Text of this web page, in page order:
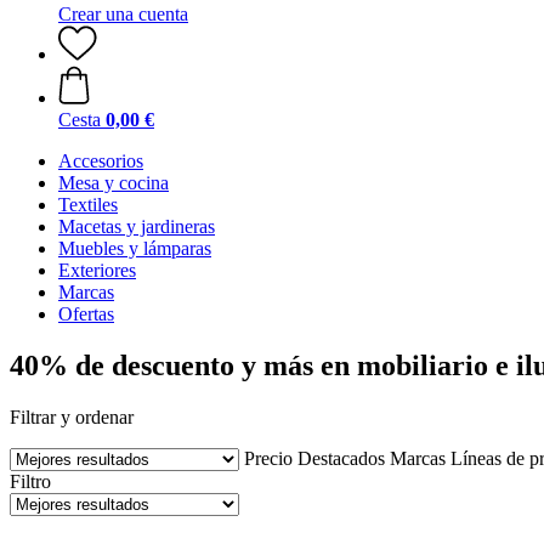
Crear una cuenta
Cesta 0,00 €
Accesorios
Mesa y cocina
Textiles
Macetas y jardineras
Muebles y lámparas
Exteriores
Marcas
Ofertas
40% de descuento y más en mobiliario e
Filtrar y ordenar
Precio Destacados Marcas Líneas de
Filtro